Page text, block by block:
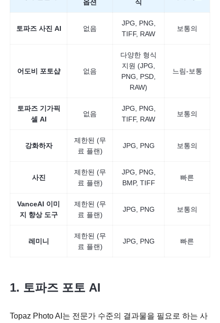
옵션
식
토파즈 사진 AI 없음
JPG, PNG,
TIFF, RAW
보통의
어도비 포토샵 없음
다양한 형식
지원 (JPG,
PNG, PSD,
RAW)
느림-보통
토파즈 기가픽
셀 AI
없음
JPG, PNG,
TIFF, RAW
보통의
강화하자
제한된 (무
료 플랜)
JPG, PNG 보통의
사진
제한된 (무
료 플랜)
JPG, PNG,
BMP, TIFF
빠른
VanceAI 이미
지 향상 도구
제한된 (무
료 플랜)
JPG, PNG 보통의
레미니
제한된 (무
료 플랜)
JPG, PNG 빠른
1. 토파즈 포토 AI
Topaz Photo AI는 전문가 수준의 결과물을 필요로 하는 사